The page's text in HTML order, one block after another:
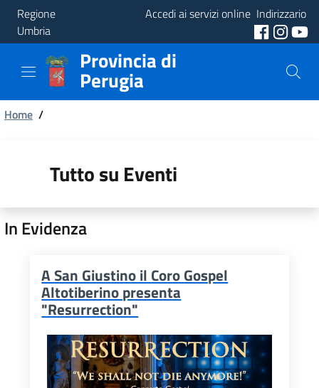
Regione
Umbria
Accedi ai servizi online Indirizzario
Provincia
Aree
Tematiche
Provincia di
Perugia
Briciole
pane
Home /
Tutto su Eventi
In Evidenza
A San Giustino il Coro Gospel
Altotiberino presenta
"Resurrection"